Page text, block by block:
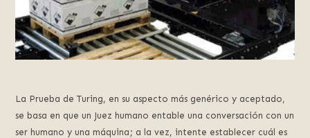
La Prueba de Turing, en su aspecto más genérico y aceptado,
se basa en que un Juez humano entable una conversación con un
ser humano y una máquina; a la vez, intente establecer cuál es